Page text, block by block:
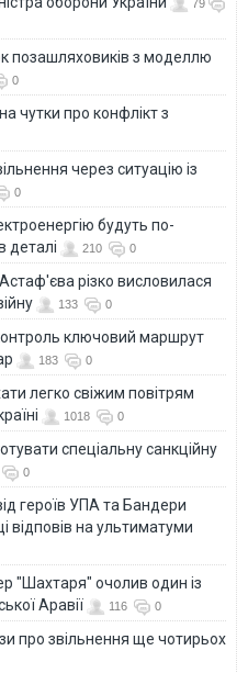
79
позашляховиків з моделлю
0
чутки про конфлікт з
через ситуацію із
0
будуть по-
деталі
210 0
різко висловилася
133 0
ключовий маршрут
183 0
легко свіжим повітрям
1018 0
спеціальну санкційну
0
героїв УПА та Бандери
відповів на ультиматуми
"Шахтаря" очолив один із
Аравії
116 0
про звільнення ще чотирьох